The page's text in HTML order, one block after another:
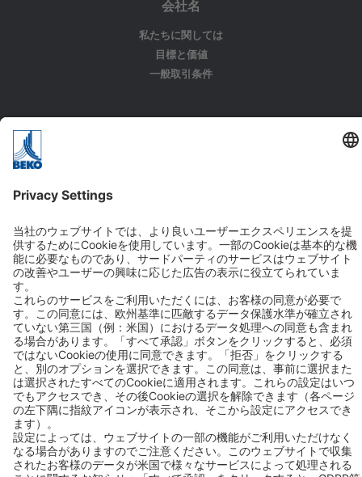
会社名
私たちに関しては
目標と価値
一般取引条件
BEKO TECHNOLOGIES K.K.
Phone: +81 (44) 3287601
Fax: +81 (44) 3287602
Mail:info.jp@beko-technologies.com
Address:
ベコテクノロジーズ株式会社
〒210-0855神奈川県川崎市川崎区南渡田町1-1京浜THINKビル8F